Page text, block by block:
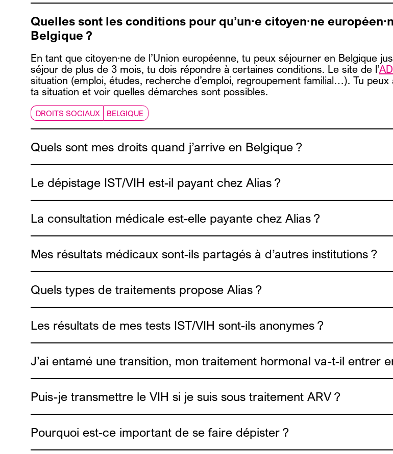
l’ADDE
Quelles sont les conditions pour qu’un·e citoyen·ne
Belgique ?
En tant que citoyen·ne de l’Union européenne, tu peux séjourner en Belgique
séjour de plus de 3 mois, tu dois répondre à certaines conditions. Le site de l’
situation (emploi, études, recherche d’emploi, regroupement familial…). Tu
ta situation et voir quelles démarches sont possibles.
DROITS SOCIAUX BELGIQUE
Quels sont mes droits quand j’arrive en Belgique ?
Le dépistage IST/VIH est-il payant chez Alias ?
La consultation médicale est-elle payante chez Alias ?
ici
Mes résultats médicaux sont-ils partagés à d’autres institutions ?
Quels types de traitements propose Alias ?
Les résultats de mes tests IST/VIH sont-ils anonymes ?
rendez-vous ici
J’ai entamé une transition, mon traitement hormonal va-t-il entrer
http://
Puis-je transmettre le VIH si je suis sous traitement ARV ?
Pourquoi est-ce important de se faire dépister ?